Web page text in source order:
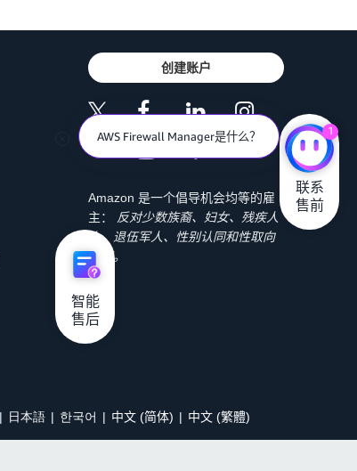
创建账户
Amazon 是一个倡导机会均等的雇
主：
反对少数族裔、妇女、残疾人
士、退伍军人、性别认同和性取向
歧视。
日本語 한국어 中文 (简体) 中文 (繁體)
AWS Firewall Manager是什么？ 1
联系
售前
智能
售后